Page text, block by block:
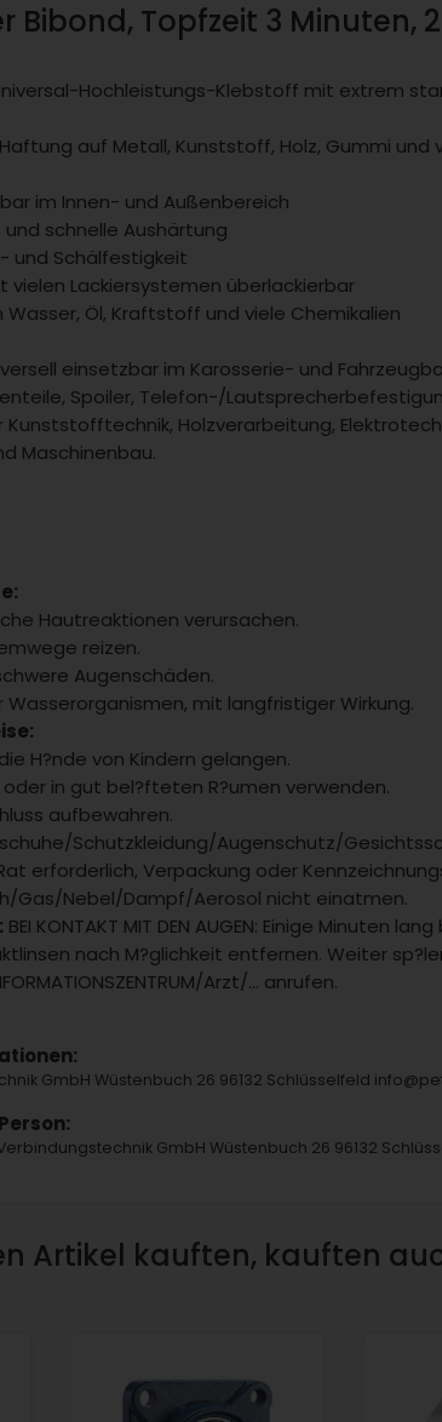
Bibond, Topfzeit 3 Minuten,
Hochleistungs-Klebstoff mit extrem
auf Metall, Kunststoff, Holz, Gummi
im Innen- und Außenbereich
schnelle Aushärtung
und Schälfestigkeit
vielen Lackiersystemen überlackierbar
Wasser, Öl, Kraftstoff und
einsetzbar im Karosserie- und
Spoiler, Telefon-/
Kunststofftechnik, Holzverarbeitung,
Maschinenbau.
Hautreaktionen verursachen.
reizen.
Augenschäden.
Wasserorganismen, mit langfristiger Wirkung.
H?nde von Kindern gelangen.
oder in gut bel?fteten R?umen verwenden.
aufbewahren.
Schutzkleidung/Augenschutz/
erforderlich, Verpackung oder
Gas/Nebel/Dampf/Aerosol nicht einatmen.
BEI KONTAKT MIT DEN AUGEN: Einige Minuten
nach M?glichkeit entfernen. Weiter
Arzt/... anrufen.
GmbH Wüstenbuch 26 96132 Schlüsselfeld
Verbindungstechnik GmbH Wüstenbuch 26 96132
Artikel kauften, kauften